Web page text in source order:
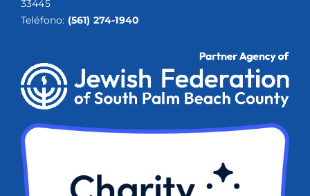
33445
Teléfono: (561) 274-1940